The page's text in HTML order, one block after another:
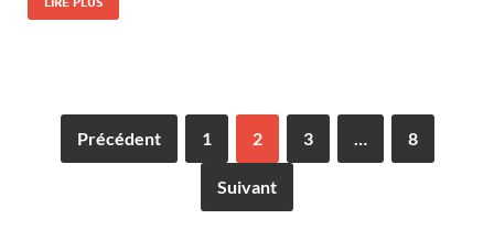
Précédent 1 2 3 … 8
Suivant